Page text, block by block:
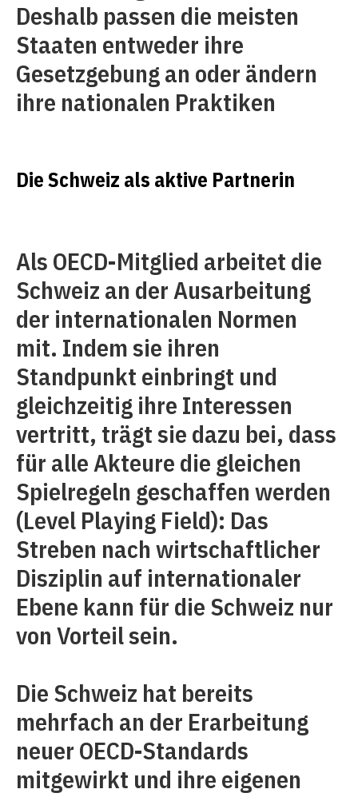
Deshalb passen die meisten
Staaten entweder ihre
Gesetzgebung an oder ändern
ihre nationalen Praktiken
Die Schweiz als aktive Partnerin
Als OECD-Mitglied arbeitet die
Schweiz an der Ausarbeitung
der internationalen Normen
mit. Indem sie ihren
Standpunkt einbringt und
gleichzeitig ihre Interessen
vertritt, trägt sie dazu bei, dass
für alle Akteure die gleichen
Spielregeln geschaffen werden
(Level Playing Field): Das
Streben nach wirtschaftlicher
Disziplin auf internationaler
Ebene kann für die Schweiz nur
von Vorteil sein.
Die Schweiz hat bereits
mehrfach an der Erarbeitung
neuer OECD-Standards
mitgewirkt und ihre eigenen